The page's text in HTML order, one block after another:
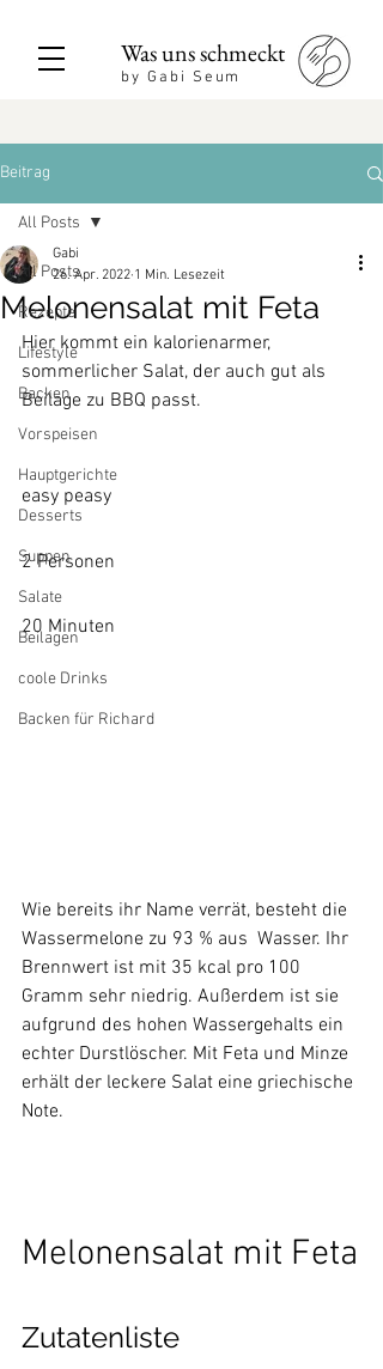
Was uns schmeckt
by Gabi Seum
Beitrag
All Posts
Rezepte
Lifestyle
Backen
Vorspeisen
Hauptgerichte
Desserts
Suppen
Salate
Beilagen
coole Drinks
Backen für Richard
All Posts
Melonensalat mit Feta
Gabi
26. Apr. 2022 1 Min. Lesezeit
Hier kommt ein kalorienarmer,
sommerlicher Salat, der auch gut als
Beilage zu BBQ passt.
easy peasy
2 Personen
20 Minuten
Wie bereits ihr Name verrät, besteht die
Wassermelone zu 93 % aus  Wasser. Ihr
Brennwert ist mit 35 kcal pro 100
Gramm sehr niedrig. Außerdem ist sie
aufgrund des hohen Wassergehalts ein
echter Durstlöscher. Mit Feta und Minze
erhält der leckere Salat eine griechische
Note.
Melonensalat mit Feta
Zutatenliste